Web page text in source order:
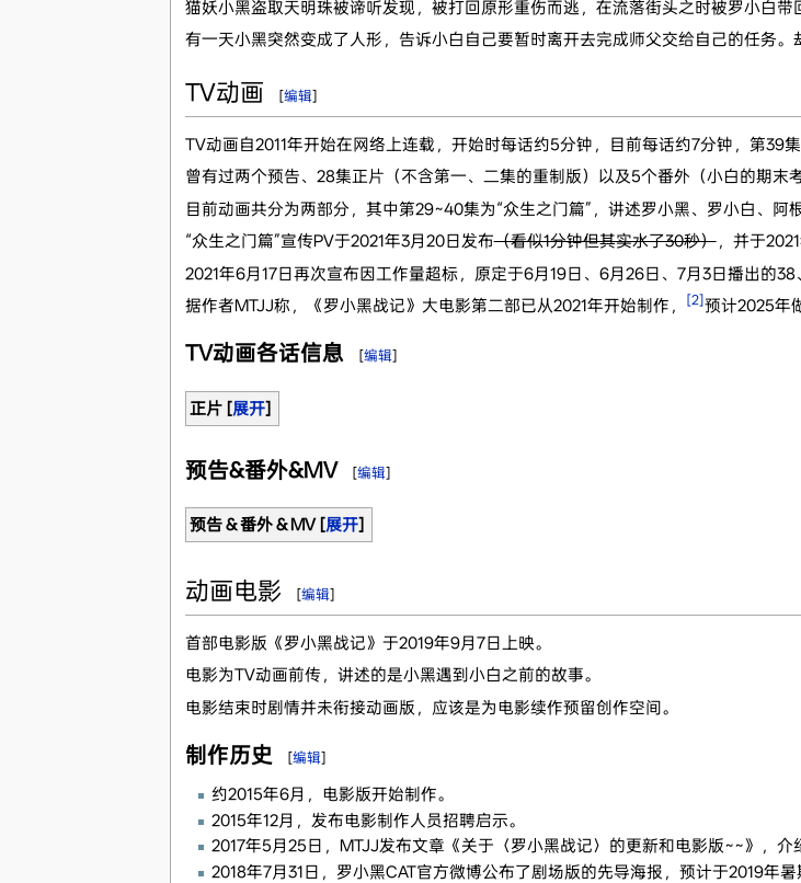
猫妖小黑盗取天明珠被谛听发现，被打回原形重伤而逃，在流落街头之时被罗小白带
有一天小黑突然变成了人形，告诉小白自己要暂时离开去完成师父交给自己的任务
TV动画 [编辑]
TV动画自2011年开始在网络上连载，开始时每话约5分钟，目前每话约7分钟，第39集
曾有过两个预告、28集正片（不含第一、二集的重制版）以及5个番外（小白的期末
目前动画共分为两部分，其中第29~40集为“众生之门篇”，讲述罗小黑、罗小白、阿
“众生之门篇”宣传PV于2021年3月20日发布（看似1分钟但其实水了30秒），并于
2021年6月17日再次宣布因工作量超标，原定于6月19日、6月26日、7月3日播出的
据作者MTJJ称，《罗小黑战记》大电影第二部已从2021年开始制作，
[2]预计2025年
TV动画各话信息 [编辑]
[展开]
正片
预告&番外&MV [编辑]
[展开]
预告 & 番外 & MV
动画电影 [编辑]
首部电影版《罗小黑战记》于2019年9月7日上映。
电影为TV动画前传，讲述的是小黑遇到小白之前的故事。
电影结束时剧情并未衔接动画版，应该是为电影续作预留创作空间。
制作历史 [编辑]
约2015年6月，电影版开始制作。
2015年12月，发布电影制作人员招聘启示。
2017年5月25日，MTJJ发布文章《关于〈罗小黑战记〉的更新和电影版~~》，介
2018年7月31日，罗小黑CAT官方微博公布了剧场版的先导海报，预计于2019年暑